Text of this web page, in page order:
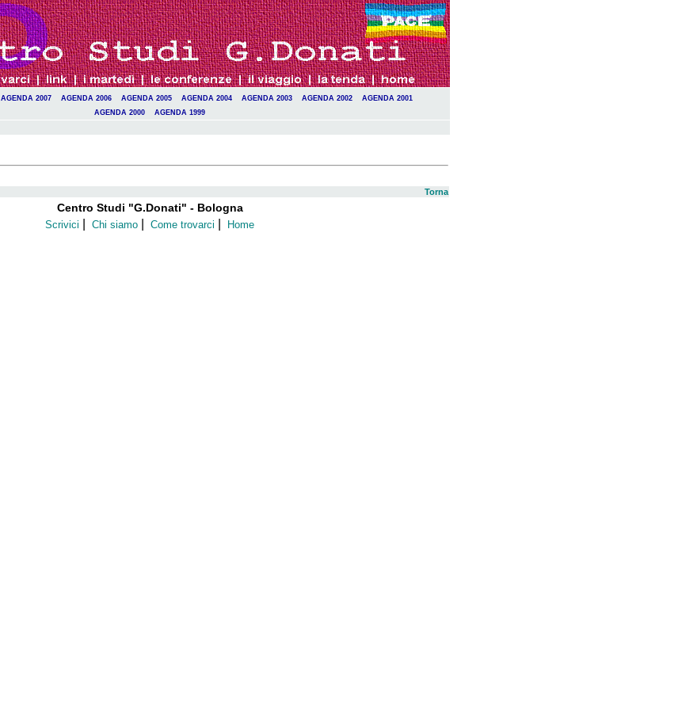
AGENDA 2007 AGENDA 2006 AGENDA 2005 AGENDA 2004 AGENDA 2003 AGENDA 2002
AGENDA 2001
AGENDA 2000
AGENDA 1999
Torna
Centro Studi "G.Donati" - Bologna
Scrivici Chi siamo Come trovarci Home